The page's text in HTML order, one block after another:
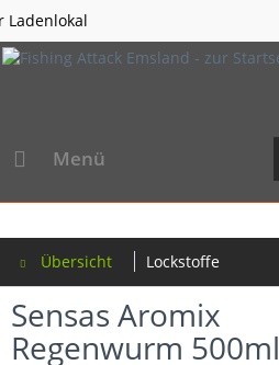
Menü
Übersicht Lockstoffe
Sensas Aromix
Regenwurm 500ml